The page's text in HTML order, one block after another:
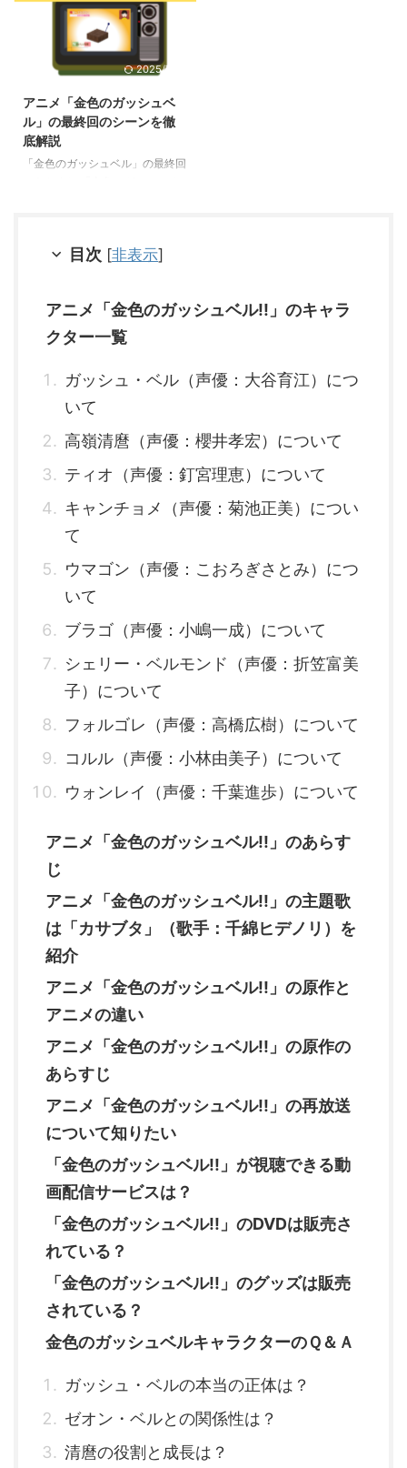
2025/7/28
アニメ「金色のガッシュベ
ル」の最終回のシーンを徹
底解説
「金色のガッシュベル」の最終回
一度行われる魔物の王を決める戦
て、二人は互いの信念を尊重しな
がら激しくぶつかり合います。
清麿とブラゴのパートナーである
戦いに臨みます。 最終的にガッ
シュが勝利し、魔界の王として即
位することが決まりますが、彼は
王となっても争いのない世界を築
くことを誓います。 ガッシュと
目次 [非表示]
アニメ「金色のガッシュベル!!」のキャラ
クター一覧
ガッシュ・ベル（声優：大谷育江）につ
いて
高嶺清麿（声優：櫻井孝宏）について
ティオ（声優：釘宮理恵）について
キャンチョメ（声優：菊池正美）につい
て
ウマゴン（声優：こおろぎさとみ）につ
いて
ブラゴ（声優：小嶋一成）について
シェリー・ベルモンド（声優：折笠富美
子）について
フォルゴレ（声優：高橋広樹）について
コルル（声優：小林由美子）について
ウォンレイ（声優：千葉進歩）について
アニメ「金色のガッシュベル!!」のあらす
じ
アニメ「金色のガッシュベル!!」の主題歌
は「カサブタ」（歌手：千綿ヒデノリ）を
紹介
アニメ「金色のガッシュベル!!」の原作と
アニメの違い
アニメ「金色のガッシュベル!!」の原作の
あらすじ
アニメ「金色のガッシュベル!!」の再放送
について知りたい
「金色のガッシュベル!!」が視聴できる動
画配信サービスは？
「金色のガッシュベル!!」のDVDは販売さ
れている？
「金色のガッシュベル!!」のグッズは販売
されている？
金色のガッシュベルキャラクターのＱ＆Ａ
ガッシュ・ベルの本当の正体は？
ゼオン・ベルとの関係性は？
清麿の役割と成長は？